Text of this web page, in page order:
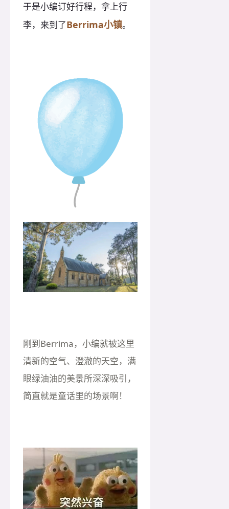
于是小编订好行程，拿上行
李，来到了Berrima小镇。
刚到Berrima，小编就被这里
清新的空气、澄澈的天空，满
眼绿油油的美景所深深吸引，
简直就是童话里的场景啊！